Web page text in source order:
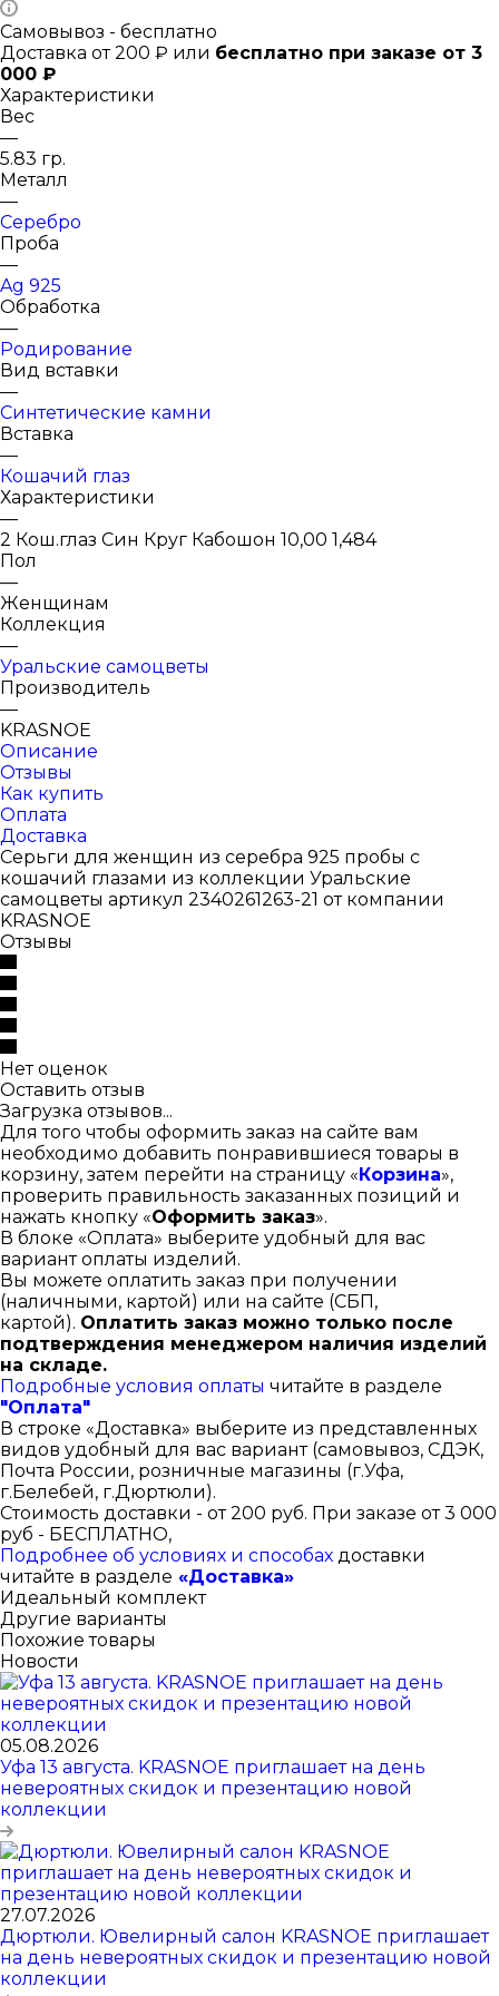
Самовывоз - бесплатно
Доставка от 200 ₽ или бесплатно при заказе от 3
000 ₽
Характеристики
Вес
—
5.83 гр.
Металл
—
Серебро
Проба
—
Ag 925
Обработка
—
Родирование
Вид вставки
—
Синтетические камни
Вставка
—
Кошачий глаз
Характеристики
—
2 Кош.глаз Син Круг Кабошон 10,00 1,484
Пол
—
Женщинам
Коллекция
—
Уральские самоцветы
Производитель
—
KRASNOE
Описание
Отзывы
Как купить
Оплата
Доставка
Серьги для женщин из серебра 925 пробы с
кошачий глазами из коллекции Уральские
самоцветы артикул 2340261263-21 от компании
KRASNOE
Отзывы
Нет оценок
Оставить отзыв
Загрузка отзывов...
Для того чтобы оформить заказ на сайте вам
необходимо добавить понравившиеся товары в
корзину, затем перейти на страницу «Корзина»,
проверить правильность заказанных позиций и
нажать кнопку «Оформить заказ».
В блоке «Оплата» выберите удобный для вас
вариант оплаты изделий.
Вы можете оплатить заказ при получении
(наличными, картой) или на сайте (СБП,
картой). Оплатить заказ можно только после
подтверждения менеджером наличия изделий
на складе.
Подробные условия оплаты читайте в разделе
"Оплата"
В строке «Доставка» выберите из представленных
видов удобный для вас вариант (самовывоз, СДЭК,
Почта России, розничные магазины (г.Уфа,
г.Белебей, г.Дюртюли).
Стоимость доставки - от 200 руб. При заказе от 3 000
руб - БЕСПЛАТНО,
Подробнее об условиях и способах доставки
читайте в разделе «Доставка»
Идеальный комплект
Другие варианты
Похожие товары
Новости
05.08.2026
Уфа 13 августа. KRASNOE приглашает на день
невероятных скидок и презентацию новой
коллекции
27.07.2026
Дюртюли. Ювелирный салон KRASNOE приглашает
на день невероятных скидок и презентацию новой
коллекции